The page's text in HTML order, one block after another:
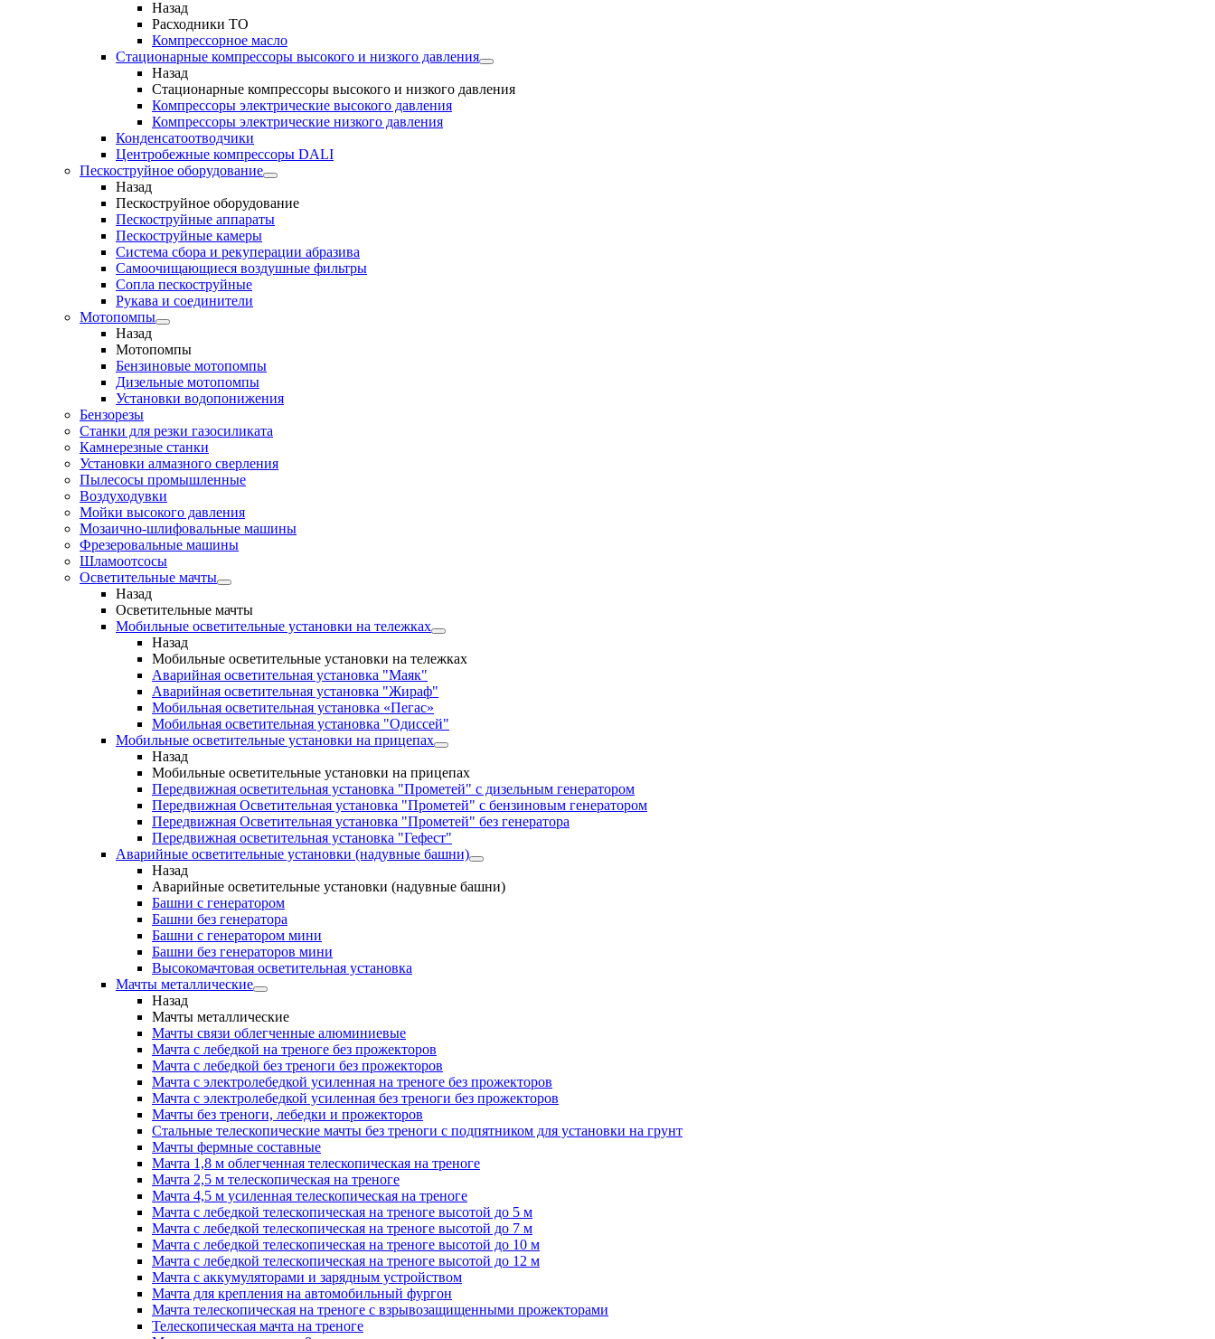
Назад
Расходники ТО
Компрессорное масло
Стационарные компрессоры высокого и низкого давления
Назад
Стационарные компрессоры высокого и низкого давления
Компрессоры электрические высокого давления
Компрессоры электрические низкого давления
Конденсатоотводчики
Центробежные компрессоры DALI
Пескоструйное оборудование
Назад
Пескоструйное оборудование
Пескоструйные аппараты
Пескоструйные камеры
Система сбора и рекуперации абразива
Самоочищающиеся воздушные фильтры
Сопла пескоструйные
Рукава и соединители
Мотопомпы
Назад
Мотопомпы
Бензиновые мотопомпы
Дизельные мотопомпы
Установки водопонижения
Бензорезы
Станки для резки газосиликата
Камнерезные станки
Установки алмазного сверления
Пылесосы промышленные
Воздуходувки
Мойки высокого давления
Мозаично-шлифовальные машины
Фрезеровальные машины
Шламоотсосы
Осветительные мачты
Назад
Осветительные мачты
Мобильные осветительные установки на тележках
Назад
Мобильные осветительные установки на тележках
Аварийная осветительная установка "Маяк"
Аварийная осветительная установка "Жираф"
Мобильная осветительная установка «Пегас»
Мобильная осветительная установка "Одиссей"
Мобильные осветительные установки на прицепах
Назад
Мобильные осветительные установки на прицепах
Передвижная осветительная установка "Прометей" с дизельным генератором
Передвижная Осветительная установка "Прометей" с бензиновым генератором
Передвижная Осветительная установка "Прометей" без генератора
Передвижная осветительная установка "Гефест"
Аварийные осветительные установки (надувные башни)
Назад
Аварийные осветительные установки (надувные башни)
Башни с генератором
Башни без генератора
Башни с генератором мини
Башни без генераторов мини
Высокомачтовая осветительная установка
Мачты металлические
Назад
Мачты металлические
Мачты связи облегченные алюминиевые
Мачта с лебедкой на треноге без прожекторов
Мачта с лебедкой без треноги без прожекторов
Мачта с электролебедкой усиленная на треноге без прожекторов
Мачта с электролебедкой усиленная без треноги без прожекторов
Мачты без треноги, лебедки и прожекторов
Стальные телескопические мачты без треноги с подпятником для установки на грунт
Мачты фермные составные
Мачта 1,8 м облегченная телескопическая на треноге
Мачта 2,5 м телескопическая на треноге
Мачта 4,5 м усиленная телескопическая на треноге
Мачта с лебедкой телескопическая на треноге высотой до 5 м
Мачта с лебедкой телескопическая на треноге высотой до 7 м
Мачта с лебедкой телескопическая на треноге высотой до 10 м
Мачта с лебедкой телескопическая на треноге высотой до 12 м
Мачта с аккумуляторами и зарядным устройством
Мачта для крепления на автомобильный фургон
Мачта телескопическая на треноге с взрывозащищенными прожекторами
Телескопическая мачта на треноге